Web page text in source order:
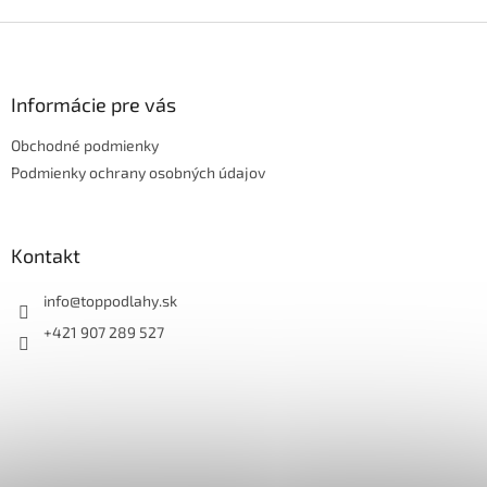
Informácie pre vás
Obchodné podmienky
Podmienky ochrany osobných údajov
Kontakt
info@toppodlahy.sk
+421 907 289 527